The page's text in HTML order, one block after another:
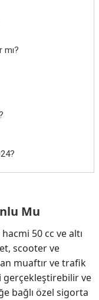
Mu
50 cc ve altı
scooter ve
muaftır ve trafik
gerçekleştirebilir ve
bağlı özel sigorta